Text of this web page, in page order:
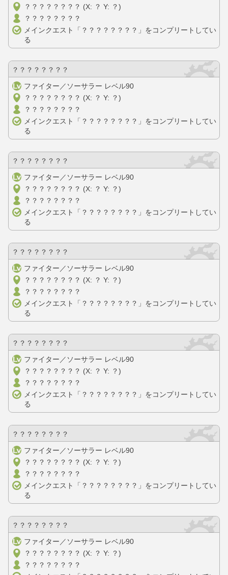
？？？？？？？？ (X: ？ Y: ？)
？？？？？？？？
メインクエスト「？？？？？？？？」をコンプリートしてい
る
？？？？？？？？
ファイター／ソーサラー レベル90
？？？？？？？？ (X: ？ Y: ？)
？？？？？？？？
メインクエスト「？？？？？？？？」をコンプリートしてい
る
？？？？？？？？
ファイター／ソーサラー レベル90
？？？？？？？？ (X: ？ Y: ？)
？？？？？？？？
メインクエスト「？？？？？？？？」をコンプリートしてい
る
？？？？？？？？
ファイター／ソーサラー レベル90
？？？？？？？？ (X: ？ Y: ？)
？？？？？？？？
メインクエスト「？？？？？？？？」をコンプリートしてい
る
？？？？？？？？
ファイター／ソーサラー レベル90
？？？？？？？？ (X: ？ Y: ？)
？？？？？？？？
メインクエスト「？？？？？？？？」をコンプリートしてい
る
？？？？？？？？
ファイター／ソーサラー レベル90
？？？？？？？？ (X: ？ Y: ？)
？？？？？？？？
メインクエスト「？？？？？？？？」をコンプリートしてい
る
？？？？？？？？
ファイター／ソーサラー レベル90
？？？？？？？？ (X: ？ Y: ？)
？？？？？？？？